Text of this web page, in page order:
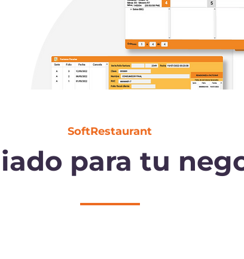
SoftRestaurant
para tu